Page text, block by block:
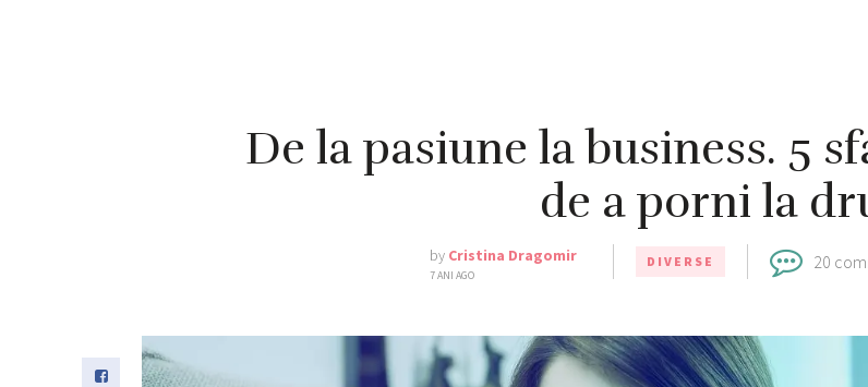
De la pasiune la business. 5
de a porni la
by Cristina Dragomir
7 ANI AGO
DIVERSE 20